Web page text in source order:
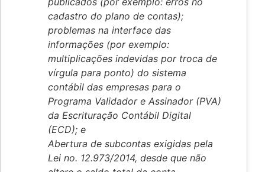
cadastro do plano de contas);
problemas na interface das
informações (por exemplo:
multiplicações indevidas por troca de
vírgula para ponto) do sistema
contábil das empresas para o
Programa Validador e Assinador (PVA)
da Escrituração Contábil Digital
(ECD); e
Abertura de subcontas exigidas pela
Lei no. 12.973/2014, desde que não